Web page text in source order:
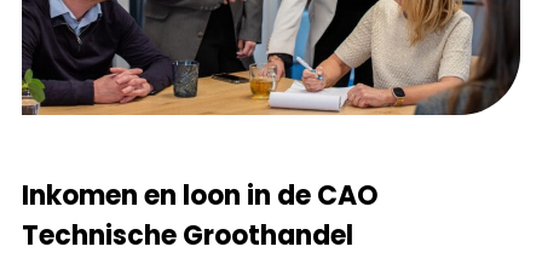
Inkomen en loon in de CAO
Technische Groothandel